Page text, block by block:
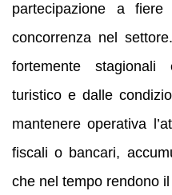
partecipazione a
concorrenza nel
fortemente
turistico e dalle
mantenere operativa
fiscali o bancari,
che nel tempo rendono